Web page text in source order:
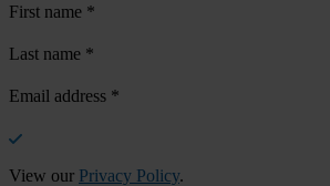
First name *
Last name *
Email address *
View our Privacy Policy.